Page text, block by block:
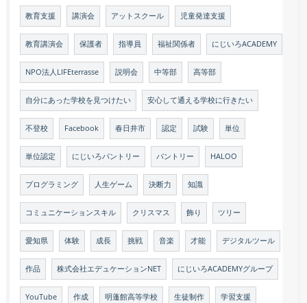
教育支援 講演会 アットスクール 児童発達支援
教育講演会 保護者 指導員 福祉関係者 にじいろACADEMY
NPO法人LIFEterrasse 説明会 中等部 高等部
自分にあった学校を見つけたい 安心して通える学校に行きたい
不登校 Facebook 春日井市 認定 試験 単位
単位認定 にじいろパントリー パントリー HALOO
プログラミング 人生ゲーム 決断力 知識
コミュニケーションスキル クリスマス 飾り ツリー
愛知県 体験 成長 挑戦 音楽 才能 デジタルツール
作品 株式会社エデュケーションNET にじいろACADEMYグループ
YouTube 作成 明蓬館高等学校 生徒制作 学習支援